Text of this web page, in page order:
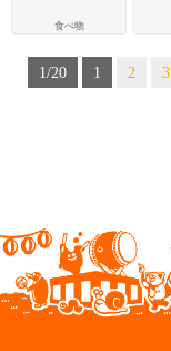
食べ物
1/20 1 2 3